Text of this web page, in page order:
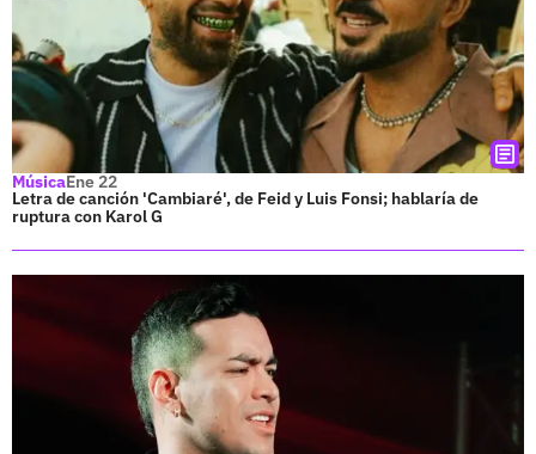
MúsicaEne 22
Letra de canción 'Cambiaré', de Feid y Luis Fonsi; hablaría de
ruptura con Karol G